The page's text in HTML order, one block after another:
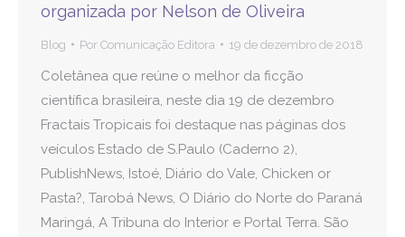
organizada por Nelson de Oliveira
Blog Por Comunicação Editora 19 de dezembro de 2018
Coletânea que reúne o melhor da ficção
científica brasileira, neste dia 19 de dezembro
Fractais Tropicais foi destaque nas páginas dos
veículos Estado de S.Paulo (Caderno 2),
PublishNews, Istoé, Diário do Vale, Chicken or
Pasta?, Tarobá News, O Diário do Norte do Paraná
Maringá, A Tribuna do Interior e Portal Terra. São